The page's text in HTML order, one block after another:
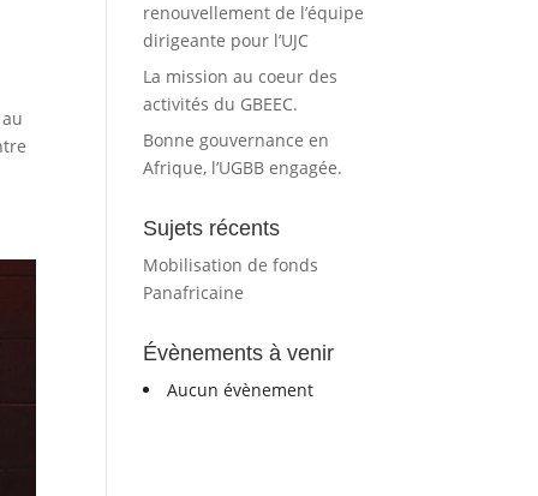
renouvellement de l’équipe
dirigeante pour l’UJC
La mission au coeur des
activités du GBEEC.
Bonne gouvernance en
Afrique, l’UGBB engagée.
Sujets récents
Mobilisation de fonds
Panafricaine
Évènements à venir
Aucun évènement